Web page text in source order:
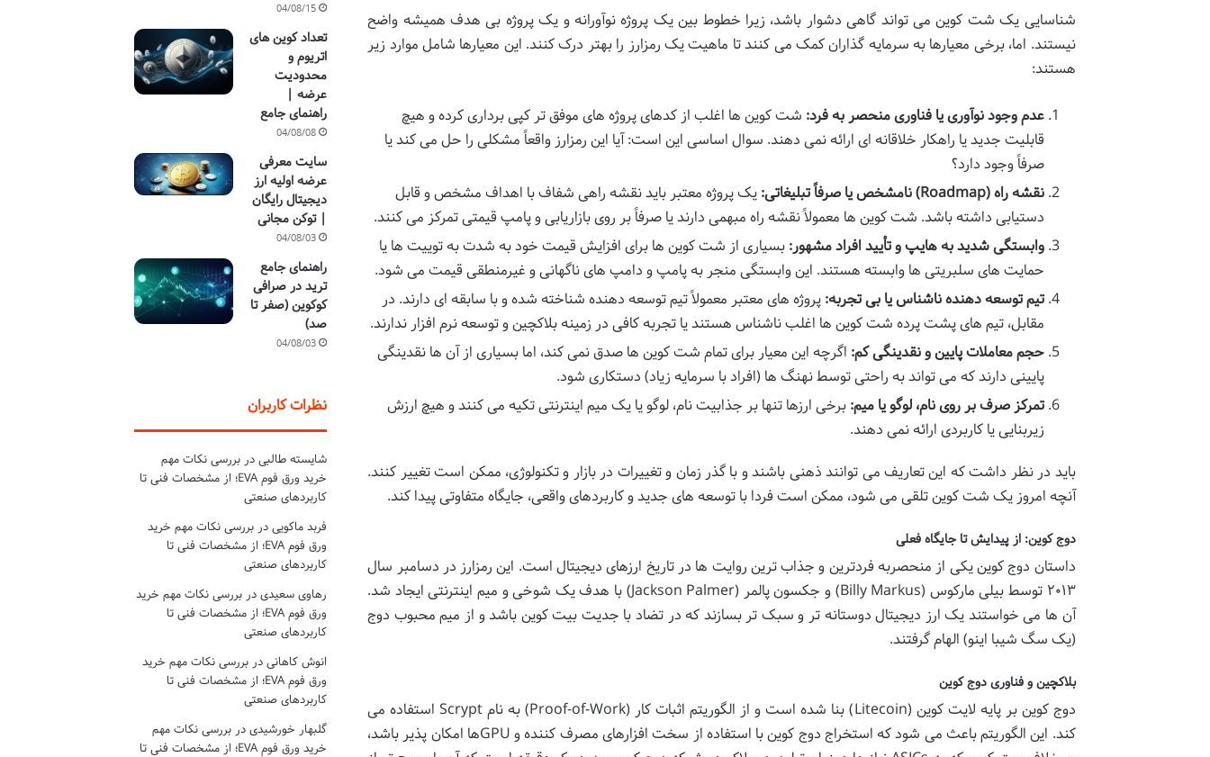
شناسایی یک شت کوین می تواند گاهی دشوار باشد، زیرا خطوط بین یک پروژه نوآورانه و یک پروژه بی هدف همیشه واضح
نیستند. اما، برخی معیارها به سرمایه گذاران کمک می کنند تا ماهیت یک رمزارز را بهتر درک کنند. این معیارها شامل موارد زیر
هستند:
عدم وجود نوآوری یا فناوری منحصر به فرد: شت کوین ها اغلب از کدهای پروژه های موفق تر کپی برداری کرده و هیچ
قابلیت جدید یا راهکار خلاقانه ای ارائه نمی دهند. سوال اساسی این است: آیا این رمزارز واقعاً مشکلی را حل می کند یا
صرفاً وجود دارد؟
نقشه راه (Roadmap) نامشخص یا صرفاً تبلیغاتی:
یک پروژه معتبر باید نقشه راهی شفاف با اهداف مشخص و قابل
دستیابی داشته باشد. شت کوین ها معمولاً نقشه راه مبهمی دارند یا صرفاً بر روی بازاریابی و پامپ قیمتی تمرکز می کنند.
وابستگی شدید به هایپ و تأیید افراد مشهور: بسیاری از شت کوین ها برای افزایش قیمت خود به شدت به توییت ها یا
حمایت های سلبریتی ها وابسته هستند. این وابستگی منجر به پامپ و دامپ های ناگهانی و غیرمنطقی قیمت می شود.
تیم توسعه دهنده ناشناس یا بی تجربه: پروژه های معتبر معمولاً تیم توسعه دهنده شناخته شده و با سابقه ای دارند. در
مقابل، تیم های پشت پرده شت کوین ها اغلب ناشناس هستند یا تجربه کافی در زمینه بلاکچین و توسعه نرم افزار ندارند.
حجم معاملات پایین و نقدینگی کم: اگرچه این معیار برای تمام شت کوین ها صدق نمی کند، اما بسیاری از آن ها نقدینگی
پایینی دارند که می تواند به راحتی توسط نهنگ ها (افراد با سرمایه زیاد) دستکاری شود.
تمرکز صرف بر روی نام، لوگو یا میم: برخی ارزها تنها بر جذابیت نام، لوگو یا یک میم اینترنتی تکیه می کنند و هیچ ارزش
زیربنایی یا کاربردی ارائه نمی دهند.
باید در نظر داشت که این تعاریف می توانند ذهنی باشند و با گذر زمان و تغییرات در بازار و تکنولوژی، ممکن است تغییر کنند.
آنچه امروز یک شت کوین تلقی می شود، ممکن است فردا با توسعه های جدید و کاربردهای واقعی، جایگاه متفاوتی پیدا کند.
دوج کوین: از پیدایش تا جایگاه فعلی
داستان دوج کوین یکی از منحصربه فردترین و جذاب ترین روایت ها در تاریخ ارزهای دیجیتال است. این رمزارز در دسامبر سال
۲۰۱۳ توسط بیلی مارکوس (Billy Markus) و جکسون پالمر (Jackson Palmer) با هدف یک شوخی و میم اینترنتی ایجاد شد.
آن ها می خواستند یک ارز دیجیتال دوستانه تر و سبک تر بسازند که در تضاد با جدیت بیت کوین باشد و از میم محبوب دوج
(یک سگ شیبا اینو) الهام گرفتند.
بلاکچین و فناوری دوج کوین
دوج کوین بر پایه لایت کوین (Litecoin) بنا شده است و از الگوریتم اثبات کار (Proof-of-Work) به نام Scrypt استفاده می
کند. این الگوریتم باعث می شود که استخراج دوج کوین با استفاده از سخت افزارهای مصرف کننده و GPUها امکان پذیر باشد،
04/08/15
تعداد کوین های
اتریوم و
محدودیت
عرضه |
راهنمای جامع
04/08/08
سایت معرفی
عرضه اولیه ارز
دیجیتال رایگان
| توکن مجانی
04/08/03
راهنمای جامع
ترید در صرافی
کوکوین (صفر تا
صد)
04/08/03
نظرات کاربران
شایسته طالبیدر بررسی نکات مهم
خرید ورق فوم EVA؛ از مشخصات فنی تا
کاربردهای صنعتی
فربد ماکوییدر بررسی نکات مهم خرید
ورق فوم EVA؛ از مشخصات فنی تا
کاربردهای صنعتی
رهاوی سعیدیدر بررسی نکات مهم خرید
ورق فوم EVA؛ از مشخصات فنی تا
کاربردهای صنعتی
انوش کاهانیدر بررسی نکات مهم خرید
ورق فوم EVA؛ از مشخصات فنی تا
کاربردهای صنعتی
گلبهار خورشیدیدر بررسی نکات مهم
خرید ورق فوم EVA؛ از مشخصات فنی تا